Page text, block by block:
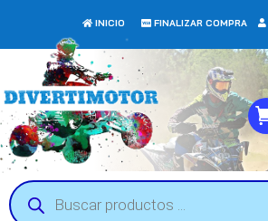
INICIO FINALIZAR COMPRA
Búsqueda
de
productos